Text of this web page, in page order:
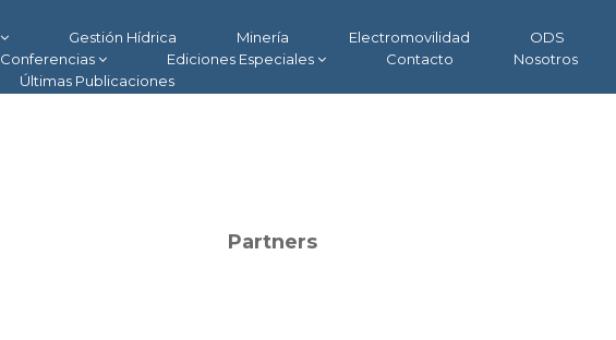
Gestión Hídrica Minería Electromovilidad
ODS
Conferencias Ediciones Especiales Contacto
Nosotros
Últimas Publicaciones
Partners